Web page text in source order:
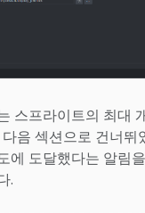
스프라이트의 최대
음 섹션으로 건너뛰
에 도달했다는 알림
.